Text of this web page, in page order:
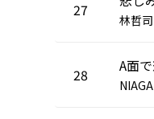
27
林哲司
28